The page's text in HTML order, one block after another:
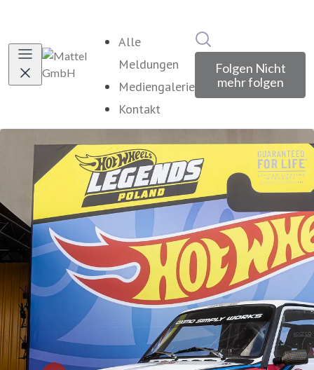
Alle
Meldungen
Mediengalerie
Kontakt
Folgen Nicht
mehr folgen